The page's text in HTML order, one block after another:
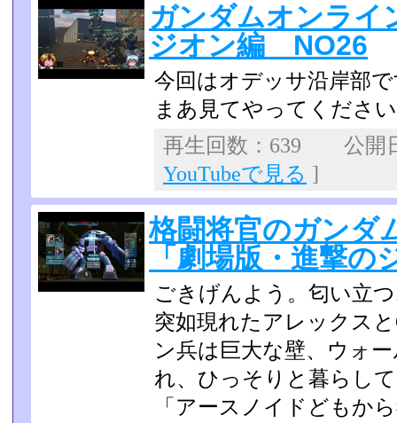
ガンダムオンラ
ジオン編 NO26
今回はオデッサ沿岸部
まあ見てやってくださ
再生回数：639 公開
YouTubeで見る ]
格闘将官のガンダ
「劇場版・進撃の
ごきげんよう。匂い立
突如現れたアレックス
ン兵は巨大な壁、ウォ
れ、ひっそりと暮ら
「アースノイドどもか